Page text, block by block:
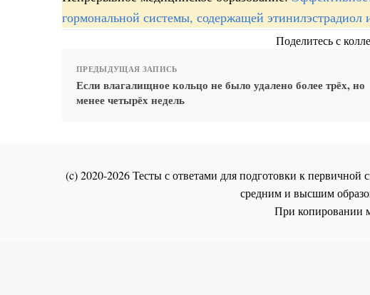
гормональной системы, содержащей этинилэстрадиол
Поделитесь с
ПРЕДЫДУЩАЯ ЗАПИСЬ
Если влагалищное кольцо не было удалено более трёх, но
менее четырёх недель
(c) 2020-2026 Тесты с ответами для подготовки к
средним и высшим
При копировании